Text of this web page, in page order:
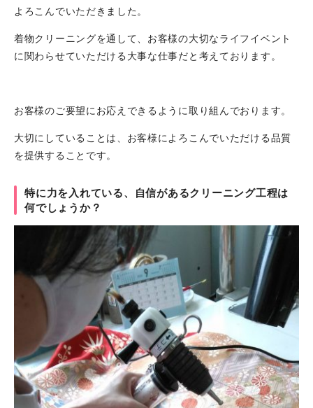
よろこんでいただきました。
着物クリーニングを通して、お客様の大切なライフイベント
に関わらせていただける大事な仕事だと考えております。
お客様のご要望にお応えできるように取り組んでおります。
大切にしていることは、お客様によろこんでいただける品質
を提供することです。
特に力を入れている、自信があるクリーニング工程は
何でしょうか？